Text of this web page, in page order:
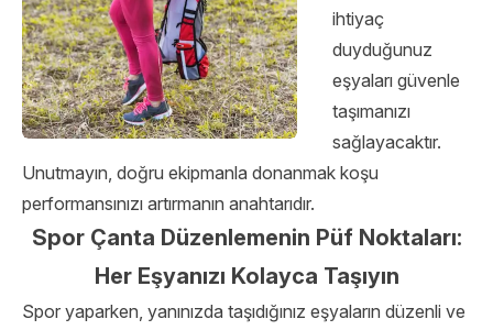
ihtiyaç
duyduğunuz
eşyaları güvenle
taşımanızı
sağlayacaktır.
Unutmayın, doğru ekipmanla donanmak koşu
performansınızı artırmanın anahtarıdır.
Spor Çanta Düzenlemenin Püf Noktaları:
Her Eşyanızı Kolayca Taşıyın
Spor yaparken, yanınızda taşıdığınız eşyaların düzenli ve